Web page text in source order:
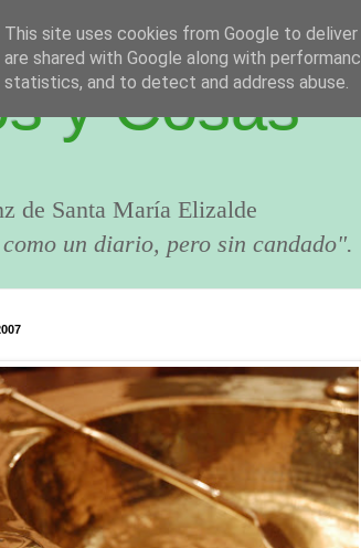
y Cosas
de Santa María Elizalde
un diario, pero sin candado".
This site uses cookies from Google to
are shared with Google along with
statistics, and to detect and address abuse.